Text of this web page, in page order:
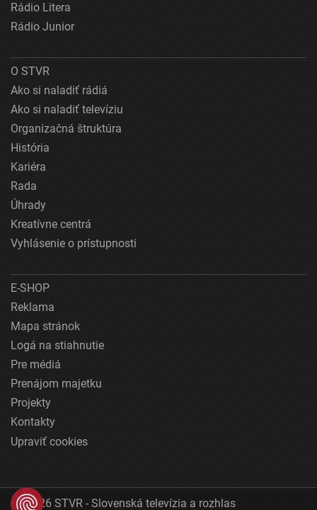
Rádio Litera
Rádio Junior
O STVR
Ako si naladiť rádiá
Ako si naladiť televíziu
Organizačná štruktúra
História
Kariéra
Rada
Úhrady
Kreatívne centrá
Vyhlásenie o prístupnosti
E-SHOP
Reklama
Mapa stránok
Logá na stiahnutie
Pre médiá
Prenájom majetku
Projekty
Kontakty
Upraviť cookies
© 2026 STVR - Slovenská televízia a rozhlas